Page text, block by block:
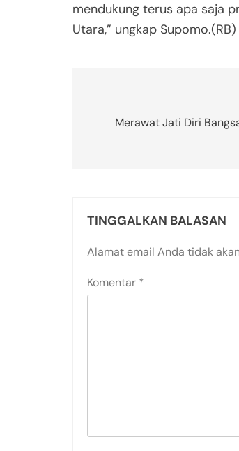
mendukung terus apa saja
Utara,” ungkap Supomo.(RB)
Merawat Jati Diri
TINGGALKAN BALASAN
Alamat email Anda tidak
Komentar *